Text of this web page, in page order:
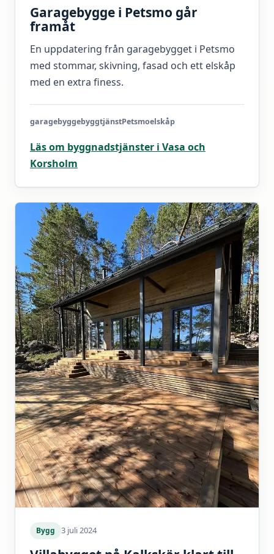
Garagebygge i Petsmo går
framåt
En uppdatering från garagebygget i Petsmo
med stommar, skivning, fasad och ett elskåp
med en extra finess.
garagebyggebyggtjänstPetsmoelskåp
Läs om byggnadstjänster i Vasa och
Korsholm
Bygg 3 juli 2024